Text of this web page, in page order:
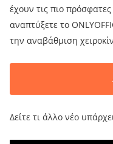
έχουν τις πιο
αναπτύξετε το
την αναβάθμιση
Δείτε τι άλλο νέο